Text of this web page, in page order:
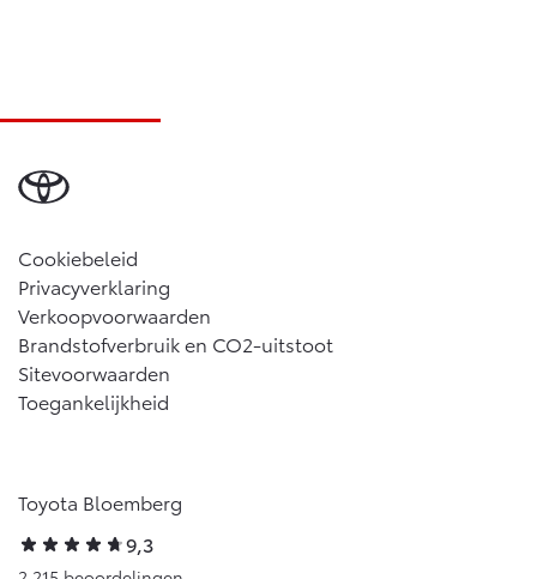
Cookiebeleid
Privacyverklaring
Verkoopvoorwaarden
Brandstofverbruik en CO2-uitstoot
Sitevoorwaarden
Toegankelijkheid
Toyota Bloemberg
9,3